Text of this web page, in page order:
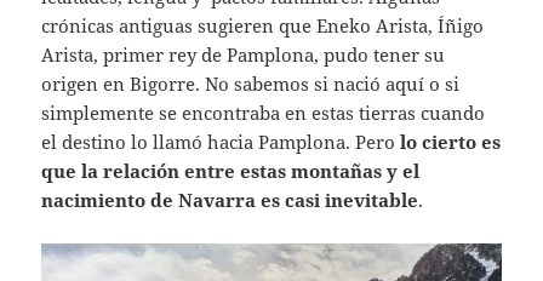
crónicas antiguas sugieren que Eneko Arista, Íñigo
Arista, primer rey de Pamplona, pudo tener su
origen en Bigorre. No sabemos si nació aquí o si
simplemente se encontraba en estas tierras cuando
el destino lo llamó hacia Pamplona. Perolo cierto es
que la relación entre estas montañas y el
nacimiento de Navarra es casi inevitable.